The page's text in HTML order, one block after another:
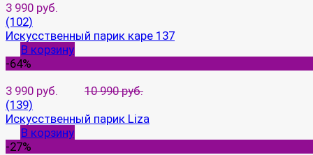
3 990 руб.
(102)
Искусственный парик каре 137
В корзину
-64%
3 990 руб.
10 990 руб.
(139)
Искусственный парик Liza
В корзину
-27%